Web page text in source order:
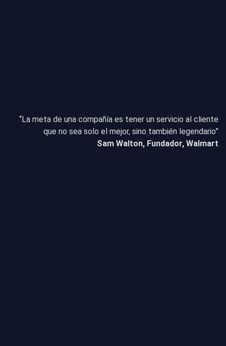
“La meta de una compañía es tener un servicio al cliente
que no sea solo el mejor, sino también legendario”
Sam Walton, Fundador, Walmart